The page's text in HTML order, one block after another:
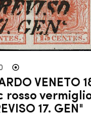
VENETO
rosso
17. GEN"